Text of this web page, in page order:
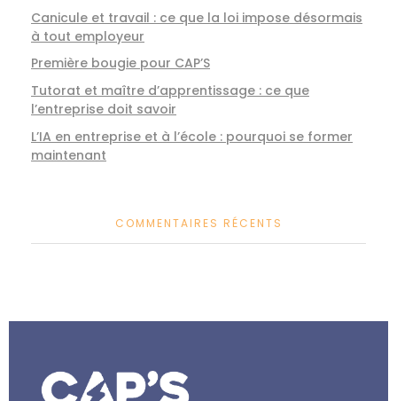
Canicule et travail : ce que la loi impose désormais
à tout employeur
Première bougie pour CAP’S
Tutorat et maître d’apprentissage : ce que
l’entreprise doit savoir
L’IA en entreprise et à l’école : pourquoi se former
maintenant
COMMENTAIRES RÉCENTS